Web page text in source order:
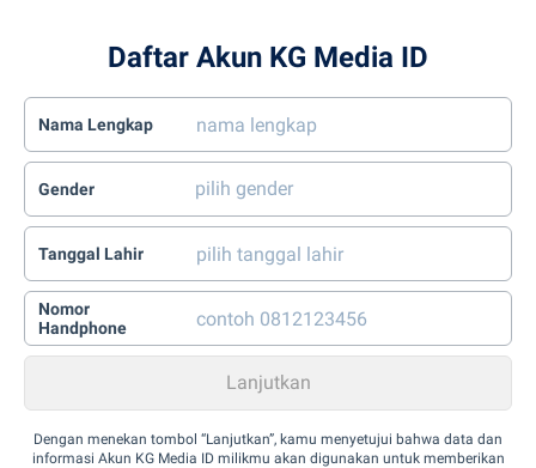
Daftar Akun KG Media ID
Nama Lengkap
Gender
Tanggal Lahir
Nomor
Handphone
Dengan menekan tombol “Lanjutkan”, kamu menyetujui bahwa data dan
informasi Akun KG Media ID milikmu akan digunakan untuk memberikan